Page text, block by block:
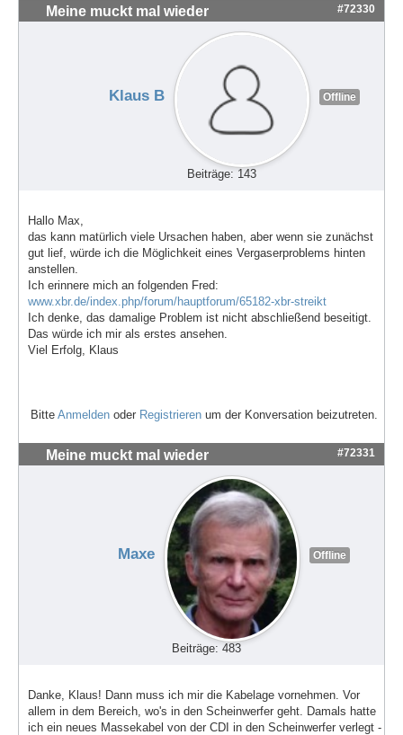
Meine muckt mal wieder #72330
Klaus B Offline
Beiträge: 143
Hallo Max,
das kann matürlich viele Ursachen haben, aber wenn sie zunächst
gut lief, würde ich die Möglichkeit eines Vergaserproblems hinten
anstellen.
Ich erinnere mich an folgenden Fred:
www.xbr.de/index.php/forum/hauptforum/65182-xbr-streikt
Ich denke, das damalige Problem ist nicht abschließend beseitigt.
Das würde ich mir als erstes ansehen.
Viel Erfolg, Klaus
Bitte Anmelden oder Registrieren um der Konversation beizutreten.
Meine muckt mal wieder #72331
Maxe Offline
Beiträge: 483
Danke, Klaus! Dann muss ich mir die Kabelage vornehmen. Vor
allem in dem Bereich, wo's in den Scheinwerfer geht. Damals hatte
ich ein neues Massekabel von der CDI in den Scheinwerfer verlegt -